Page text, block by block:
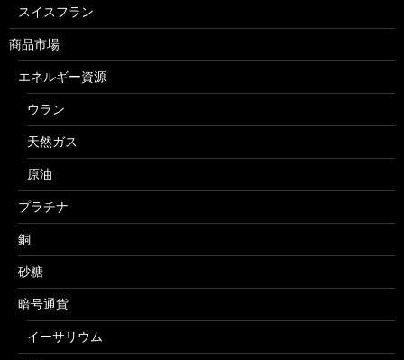
スイスフラン
商品市場
エネルギー資源
ウラン
天然ガス
原油
プラチナ
銅
砂糖
暗号通貨
イーサリウム